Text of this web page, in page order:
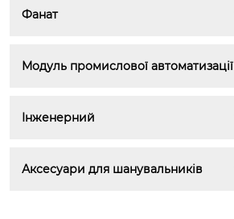
Фанат
Модуль промислової автоматизації
Інженерний
Аксесуари для шанувальників